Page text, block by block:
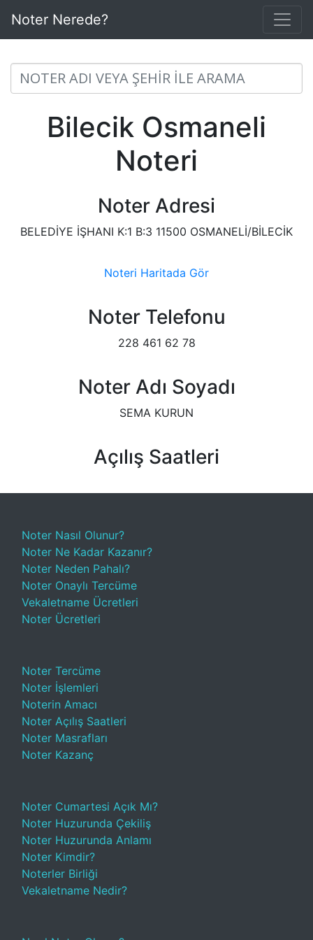
Noter Nerede?
Bilecik Osmaneli
Noteri
Noter Adresi
BELEDİYE İŞHANI K:1 B:3 11500 OSMANELİ/BİLECİK
Noteri Haritada Gör
Noter Telefonu
228 461 62 78
Noter Adı Soyadı
SEMA KURUN
Açılış Saatleri
Noter Nasıl Olunur?
Noter Ne Kadar Kazanır?
Noter Neden Pahalı?
Noter Onaylı Tercüme
Vekaletname Ücretleri
Noter Ücretleri
Noter Tercüme
Noter İşlemleri
Noterin Amacı
Noter Açılış Saatleri
Noter Masrafları
Noter Kazanç
Noter Cumartesi Açık Mı?
Noter Huzurunda Çekiliş
Noter Huzurunda Anlamı
Noter Kimdir?
Noterler Birliği
Vekaletname Nedir?